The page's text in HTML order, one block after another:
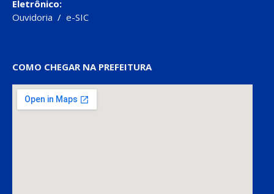
Eletrônico:
Ouvidoria / e-SIC
COMO CHEGAR NA PREFEITURA